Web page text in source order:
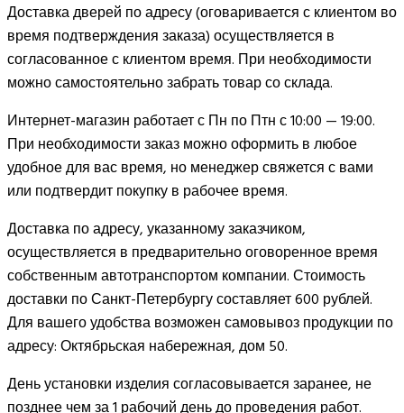
Доставка дверей по адресу (оговаривается с клиентом во
время подтверждения заказа) осуществляется в
согласованное с клиентом время. При необходимости
можно самостоятельно забрать товар со склада.
Интернет-магазин работает с Пн по Птн с 10:00 — 19:00.
При необходимости заказ можно оформить в любое
удобное для вас время, но менеджер свяжется с вами
или подтвердит покупку в рабочее время.
Доставка по адресу, указанному заказчиком,
осуществляется в предварительно оговоренное время
собственным автотранспортом компании. Стоимость
доставки по Санкт-Петербургу составляет 600 рублей.
Для вашего удобства возможен самовывоз продукции по
адресу: Октябрьская набережная, дом 50.
День установки изделия согласовывается заранее, не
позднее чем за 1 рабочий день до проведения работ.